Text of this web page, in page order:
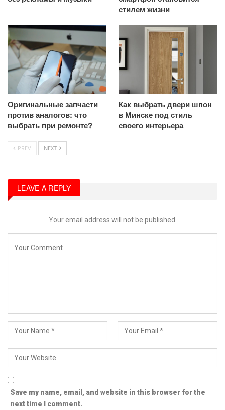
стилем жизни
Оригинальные запчасти
против аналогов: что
выбрать при ремонте?
Как выбрать двери шпон
в Минске под стиль
своего интерьера
PREV NEXT
LEAVE A REPLY
Your email address will not be published.
Save my name, email, and website in this browser for the
next time I comment.